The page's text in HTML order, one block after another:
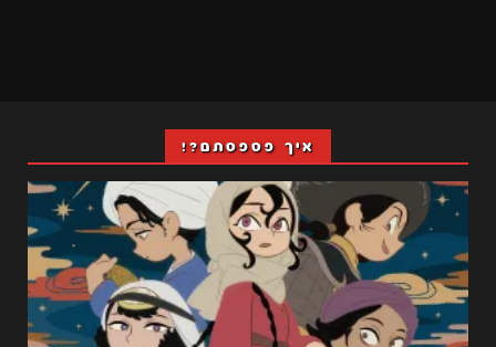
איך פספסתם?!